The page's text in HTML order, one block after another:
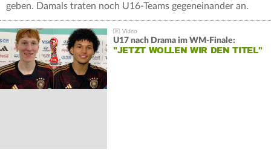
geben. Damals traten noch U16-Teams gegeneinander an.
U17 nach Drama im WM-Finale:
"JETZT WOLLEN WIR DEN TITEL"